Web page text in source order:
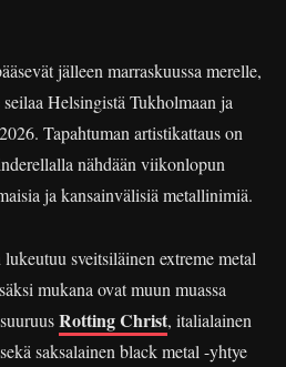
jälleen marraskuussa merelle,
Helsingistä Tukholmaan ja
Tapahtuman artistikattaus on
nähdään viikonlopun
ja kansainvälisiä metallinimiä.
sveitsiläinen extreme metal
mukana ovat muun muassa
Rotting Christ, italialainen
sekä saksalainen black metal -yhtye